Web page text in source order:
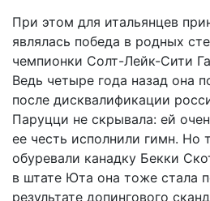
При этом для итальянцев
являлась победа в родных
чемпионки Солт-Лейк-Сити
Ведь четыре года назад она
после дисквалификации
Паруцци не скрывала: ей
ее честь исполнили гимн. Но
обуревали канадку Бекки
в штате Юта она тоже стала
результате допингового